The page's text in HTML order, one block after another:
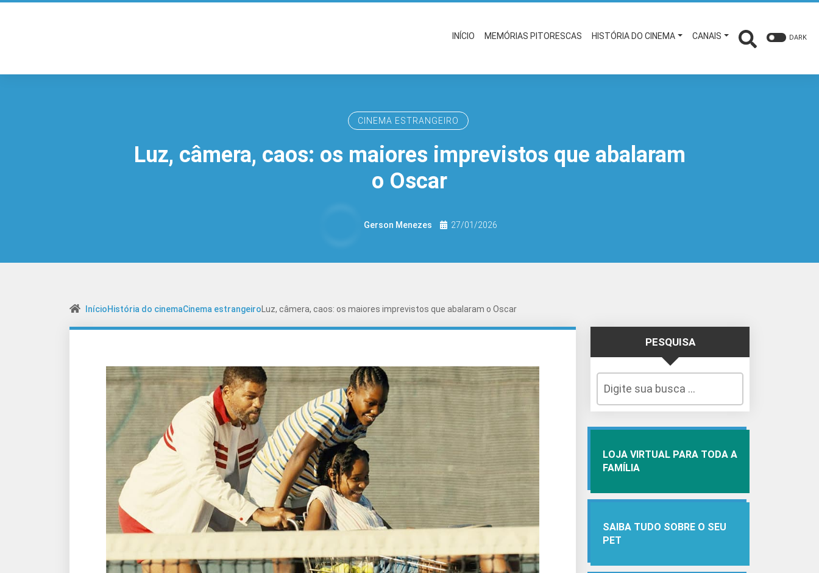
INÍCIO MEMÓRIAS PITORESCAS HISTÓRIA DO CINEMA CANAIS DARK
CINEMA ESTRANGEIRO
Luz, câmera, caos: os maiores imprevistos que abalaram
o Oscar
Gerson Menezes 27/01/2026
InícioHistória do cinemaCinema estrangeiro Luz, câmera, caos: os maiores imprevistos que abalaram o Oscar
PESQUISA
LOJA VIRTUAL PARA TODA A
FAMÍLIA
SAIBA TUDO SOBRE O SEU
PET